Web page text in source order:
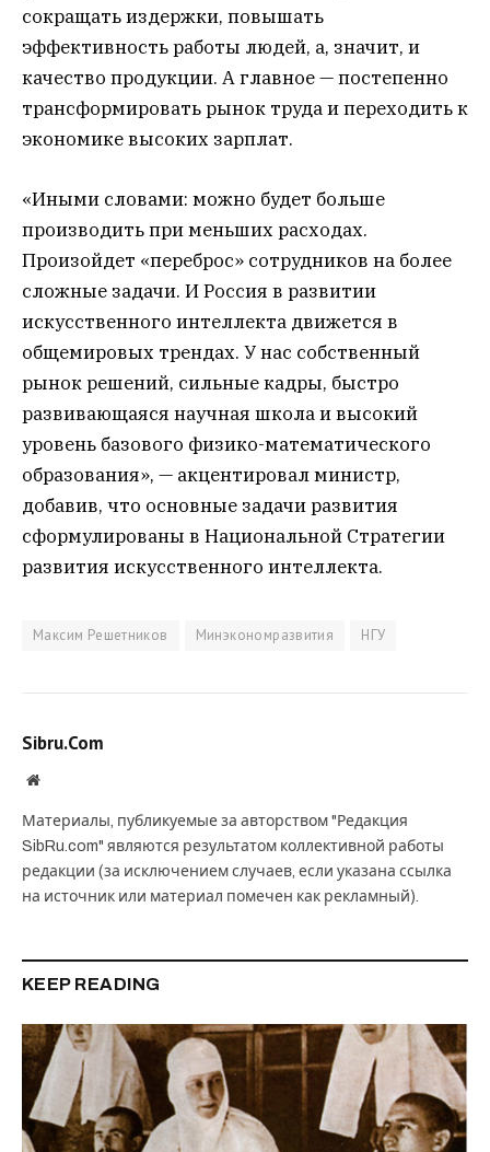
сокращать издержки, повышать
эффективность работы людей, а, значит, и
качество продукции. А главное — постепенно
трансформировать рынок труда и переходить к
экономике высоких зарплат.
«Иными словами: можно будет больше
производить при меньших расходах.
Произойдет «переброс» сотрудников на более
сложные задачи. И Россия в развитии
искусственного интеллекта движется в
общемировых трендах. У нас собственный
рынок решений, сильные кадры, быстро
развивающаяся научная школа и высокий
уровень базового физико-математического
образования», — акцентировал министр,
добавив, что основные задачи развития
сформулированы в Национальной Стратегии
развития искусственного интеллекта.
Максим Решетников Минэкономразвития НГУ
Sibru.Com
Website
Материалы, публикуемые за авторством "Редакция
SibRu.com" являются результатом коллективной работы
редакции (за исключением случаев, если указана ссылка
на источник или материал помечен как рекламный).
KEEP READING